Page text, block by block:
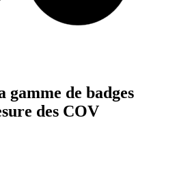
de badges
des COV